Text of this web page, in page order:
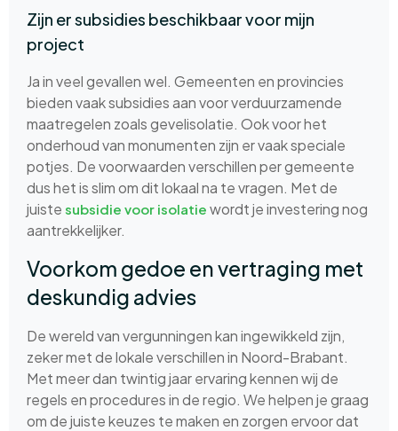
Zijn er subsidies beschikbaar voor mijn
project
Ja in veel gevallen wel. Gemeenten en provincies
bieden vaak subsidies aan voor verduurzamende
maatregelen zoals gevelisolatie. Ook voor het
onderhoud van monumenten zijn er vaak speciale
potjes. De voorwaarden verschillen per gemeente
dus het is slim om dit lokaal na te vragen. Met de
juiste subsidie voor isolatie wordt je investering nog
aantrekkelijker.
Voorkom gedoe en vertraging met
deskundig advies
De wereld van vergunningen kan ingewikkeld zijn,
zeker met de lokale verschillen in Noord-Brabant.
Met meer dan twintig jaar ervaring kennen wij de
regels en procedures in de regio. We helpen je graag
om de juiste keuzes te maken en zorgen ervoor dat